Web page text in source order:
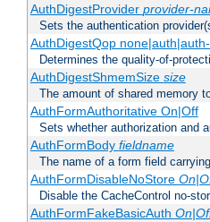
AuthDigestProvider provider-
Sets the authentication
AuthDigestQop
Determines the quality-of-
AuthDigestShmemSize size
The amount of shared memory
AuthFormAuthoritative On|Off
Sets whether authorization and
AuthFormBody fieldname
The name of a form field
AuthFormDisableNoStore
Disable the CacheControl no-
AuthFormFakeBasicAuth